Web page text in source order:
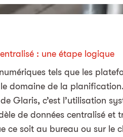
: une étape logique
tels que les
domaine de la
Glaris, c’est l’utilisation
de données centralisé et
ce soit au bureau ou sur le